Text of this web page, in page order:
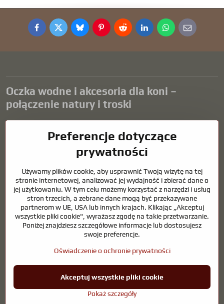
FacebookTwitterBlueskyPinterestRedditLinkedInWhatsApp
E-
mail
Oczka wodne i akcesoria dla koni –
połączenie natury i troski
harmonijne środowisko sprzyjające relaksowi i życiu zwierząt
wodnych. Odpowiednia technologia, filtracja i regularna
konserwacja są kluczem do czystej wody i zdrowego stawu przez
naszego życia.
Konie wymagają wysokiej jakości sprzętu jeździeckiego,
odpowiedniego odżywiania i odpowiedzialnej opieki, aby być zdrowe,
silne i zadowolone. Niezależnie od tego, czy chodzi o sprzęt dla
jeźdźców, hodowców, czy miłośników natury, celem jest stworzenie
środowiska, które wspiera naturalną równowagę, bezpieczeństwo i
©2026Prawa autorskie
Preferencje dotyczące prywatności
Oświadczenie o ochronie prywatności
Strona stworzona przy użyciu:
Preferencje dotyczące
prywatności
Używamy plików cookie, aby usprawnić Twoją wizytę na tej
stronie internetowej, analizować jej wydajność i zbierać dane o
jej użytkowaniu. W tym celu możemy korzystać z narzędzi i usług
stron trzecich, a zebrane dane mogą być przekazywane
partnerom w UE, USA lub innych krajach. Klikając „Akceptuj
wszystkie pliki cookie", wyrażasz zgodę na takie przetwarzanie.
Poniżej znajdziesz szczegółowe informacje lub dostosujesz
swoje preferencje.
Oświadczenie o ochronie prywatności
Pokaż szczegóły
Akceptuj wszystkie pliki cookie